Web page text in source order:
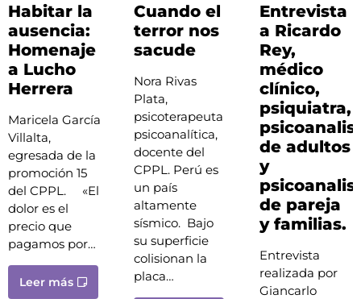
Habitar la
ausencia:
Homenaje
a Lucho
Herrera
Maricela García
Villalta,
egresada de la
promoción 15
del CPPL. «El
dolor es el
precio que
pagamos por…
Leer más
Cuando el
terror nos
sacude
Nora Rivas
Plata,
psicoterapeuta
psicoanalítica,
docente del
CPPL. Perú es
un país
altamente
sísmico. Bajo
su superficie
colisionan la
placa…
Entrevista
a Ricardo
Rey,
médico
clínico,
psiquiatra,
de adultos
y
de pareja
y familias.
Entrevista
realizada por
Giancarlo